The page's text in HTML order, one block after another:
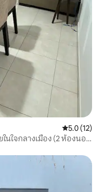
คะแนนเฉลี่ย
5.0 (12)
นใจกลางเมือง (2 ห้องนอน